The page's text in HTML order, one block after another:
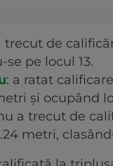
trecut de
pe locul 13.
: a ratat
și ocupând
a trecut de
metri,